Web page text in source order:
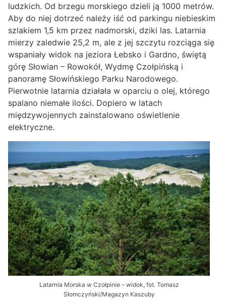
ludzkich. Od brzegu morskiego dzieli ją 1000 metrów.
Aby do niej dotrzeć należy iść od parkingu niebieskim
szlakiem 1,5 km przez nadmorski, dziki las. Latarnia
mierzy zaledwie 25,2 m, ale z jej szczytu rozciąga się
wspaniały widok na jeziora Łebsko i Gardno, świętą
górę Słowian – Rowokół, Wydmę Czołpińską i
panoramę Słowińskiego Parku Narodowego.
Pierwotnie latarnia działała w oparciu o olej, którego
spalano niemałe ilości. Dopiero w latach
międzywojennych zainstalowano oświetlenie
elektryczne.
Latarnia Morska w Czołpinie – widok, fot. Tomasz
Słomczyński/Magazyn Kaszuby